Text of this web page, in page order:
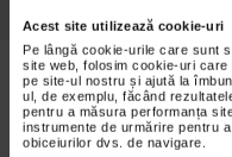
Acest site utilizează cookie-uri
Pe lângă cookie-urile care sunt
site web, folosim cookie-uri
pe site-ul nostru și ajută la
ul, de exemplu, făcând
pentru a măsura performanța
instrumente de urmărire pentru
obiceiurilor dvs. de navigare.
Caracteristici Orteza
cotului
Dedicat oricarui tip de